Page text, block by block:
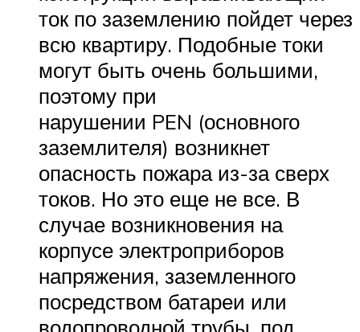
ток по заземлению пойдет через
всю квартиру. Подобные токи
могут быть очень большими,
поэтому при
нарушении PEN (основного
заземлителя) возникнет
опасность пожара из-за сверх
токов. Но это еще не все. В
случае возникновения на
корпусе электроприборов
напряжения, заземленного
посредством батареи или